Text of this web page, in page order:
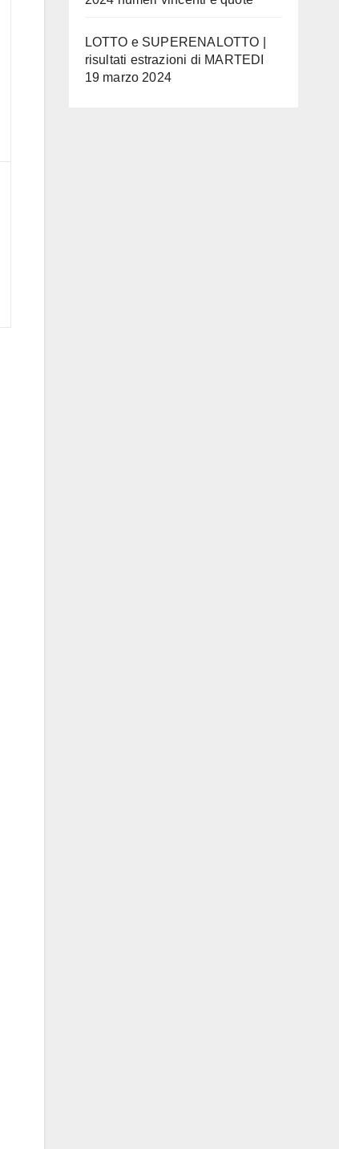
LOTTO e SUPERENALOTTO |
risultati estrazioni di MARTEDI
19 marzo 2024